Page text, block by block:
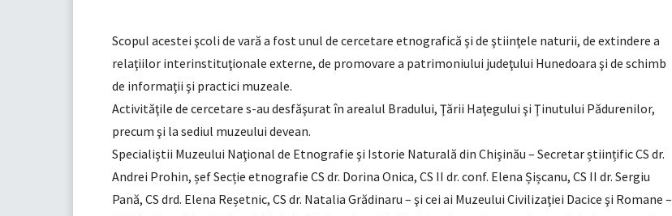
Scopul acestei şcoli de vară a fost unul de cercetare etnografică şi de ştiinţele naturii, de extindere a
relaţiilor interinstituţionale externe, de promovare a patrimoniului judeţului Hunedoara şi de schimb
de informaţii şi practici muzeale.
Activităţile de cercetare s-au desfăşurat în arealul Bradului, Ţării Haţegului şi Ţinutului Pădurenilor,
precum şi la sediul muzeului devean.
Specialiştii Muzeului Naţional de Etnografie şi Istorie Naturală din Chişinău – Secretar științific CS dr.
Andrei Prohin, șef Secție etnografie CS dr. Dorina Onica, CS II dr. conf. Elena Șișcanu, CS II dr. Sergiu
Pană, CS drd. Elena Reșetnic, CS dr. Natalia Grădinaru – şi cei ai Muzeului Civilizaţiei Dacice şi Romane –